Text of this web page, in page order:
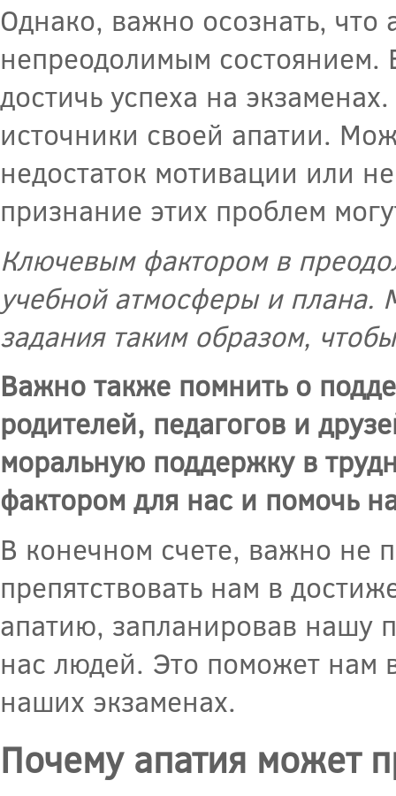
Однако, важно осознать,
непреодолимым состоянием.
достичь успеха на
источники своей апатии.
недостаток мотивации или
признание этих проблем
Ключевым фактором в
учебной атмосферы и
задания таким образом,
Важно также помнить о
родителей, педагогов и
моральную поддержку в
фактором для нас и помочь
В конечном счете, важно не
препятствовать нам в
апатию, запланировав нашу
нас людей. Это поможет нам
наших экзаменах.
Почему апатия может